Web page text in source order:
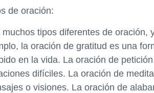
de oración:
muchos tipos diferentes de oración,
la oración de gratitud es una
en la vida. La oración de
difíciles. La oración de
o visiones. La oración de